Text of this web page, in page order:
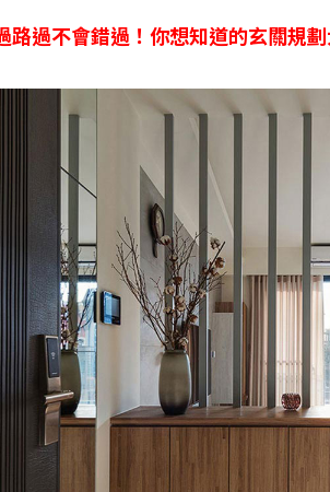
路過不會錯過！你想知道的玄關規